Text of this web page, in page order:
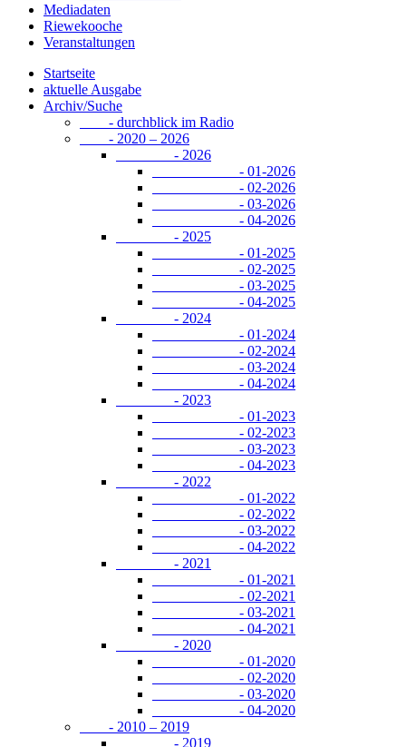
Mediadaten
Riewekooche
Veranstaltungen
Startseite
aktuelle Ausgabe
Archiv/Suche
- durchblick im Radio
- 2020 – 2026
- 2026
- 01-2026
- 02-2026
- 03-2026
- 04-2026
- 2025
- 01-2025
- 02-2025
- 03-2025
- 04-2025
- 2024
- 01-2024
- 02-2024
- 03-2024
- 04-2024
- 2023
- 01-2023
- 02-2023
- 03-2023
- 04-2023
- 2022
- 01-2022
- 02-2022
- 03-2022
- 04-2022
- 2021
- 01-2021
- 02-2021
- 03-2021
- 04-2021
- 2020
- 01-2020
- 02-2020
- 03-2020
- 04-2020
- 2010 – 2019
- 2019